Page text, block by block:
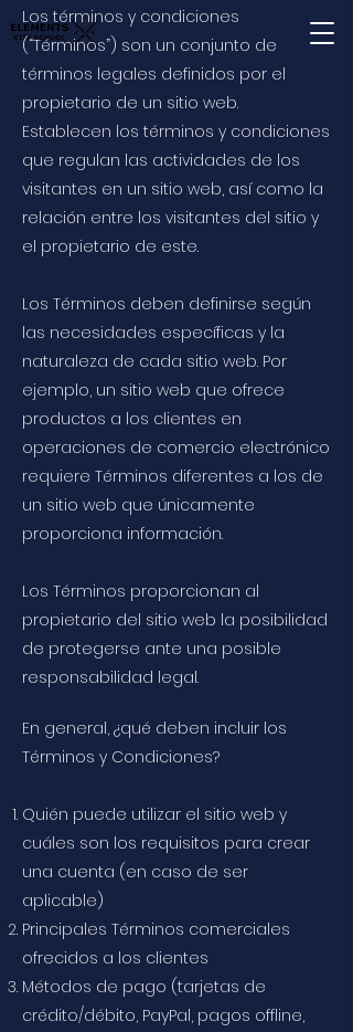
Los términos y condiciones
(“Términos”) son un conjunto de
términos legales definidos por el
propietario de un sitio web.
Establecen los términos y condiciones
que regulan las actividades de los
visitantes en un sitio web, así como la
relación entre los visitantes del sitio y
el propietario de este.
Los Términos deben definirse según
las necesidades específicas y la
naturaleza de cada sitio web. Por
ejemplo, un sitio web que ofrece
productos a los clientes en
operaciones de comercio electrónico
requiere Términos diferentes a los de
un sitio web que únicamente
proporciona información.
Los Términos proporcionan al
propietario del sitio web la posibilidad
de protegerse ante una posible
responsabilidad legal.
En general, ¿qué deben incluir los
Términos y Condiciones?
Quién puede utilizar el sitio web y
cuáles son los requisitos para crear
una cuenta (en caso de ser
aplicable)
Principales Términos comerciales
ofrecidos a los clientes
Métodos de pago (tarjetas de
crédito/débito, PayPal, pagos offline,